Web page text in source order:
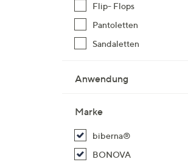
Flip- Flops
Pantoletten
Sandaletten
Anwendung
Marke
biberna®
BONOVA